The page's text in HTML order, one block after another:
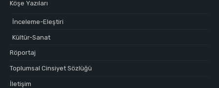
Köşe Yazıları
İnceleme-Eleştiri
Kültür-Sanat
Röportaj
Toplumsal Cinsiyet Sözlüğü
İletişim